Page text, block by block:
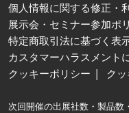
個人情報に関する修正・
展示会・セミナー参加ポ
特定商取引法に基づく表
カスタマーハラスメント
クッキーポリシー
ク
次回開催の出展社数・製品数